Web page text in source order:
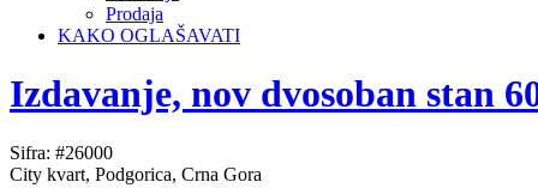
Prodaja
KAKO OGLAŠAVATI
Izdavanje, nov dvosoban stan
Sifra: #26000
City kvart, Podgorica, Crna Gora